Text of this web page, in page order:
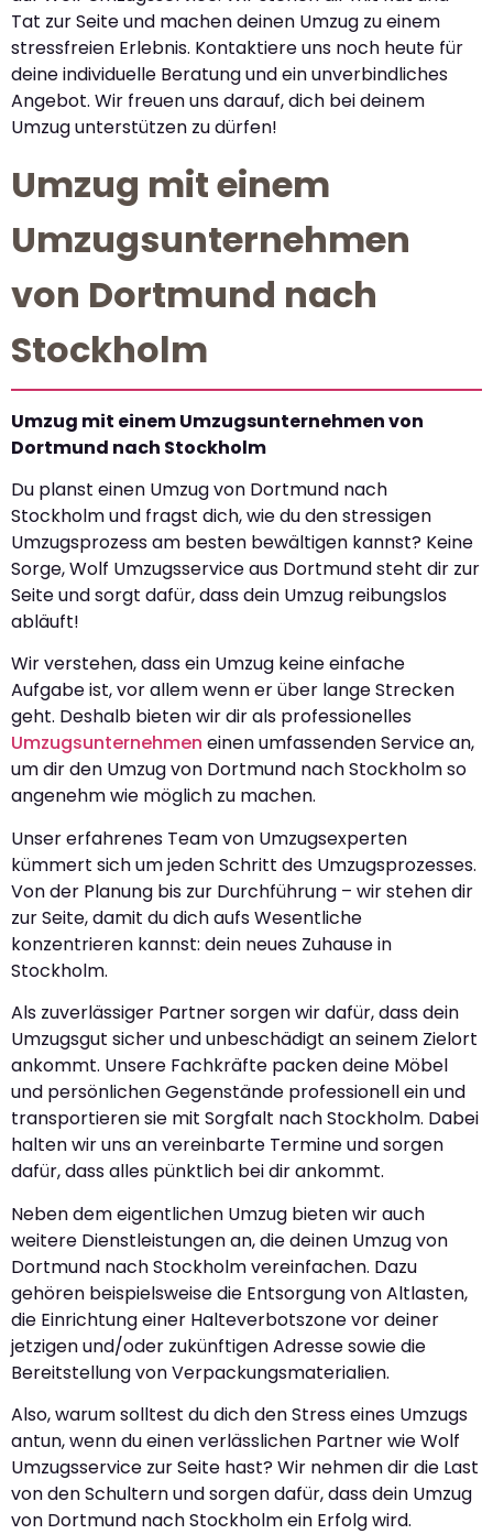
Tat zur Seite und machen deinen Umzug zu einem
stressfreien Erlebnis. Kontaktiere uns noch heute für
deine individuelle Beratung und ein unverbindliches
Angebot. Wir freuen uns darauf, dich bei deinem
Umzug unterstützen zu dürfen!
Umzug mit einem
Umzugsunternehmen
von Dortmund nach
Stockholm
Umzug mit einem Umzugsunternehmen von
Dortmund nach Stockholm
Du planst einen Umzug von Dortmund nach
Stockholm und fragst dich, wie du den stressigen
Umzugsprozess am besten bewältigen kannst? Keine
Sorge, Wolf Umzugsservice aus Dortmund steht dir zur
Seite und sorgt dafür, dass dein Umzug reibungslos
abläuft!
Wir verstehen, dass ein Umzug keine einfache
Aufgabe ist, vor allem wenn er über lange Strecken
geht. Deshalb bieten wir dir als professionelles
Umzugsunternehmen einen umfassenden Service an,
um dir den Umzug von Dortmund nach Stockholm so
angenehm wie möglich zu machen.
Unser erfahrenes Team von Umzugsexperten
kümmert sich um jeden Schritt des Umzugsprozesses.
Von der Planung bis zur Durchführung – wir stehen dir
zur Seite, damit du dich aufs Wesentliche
konzentrieren kannst: dein neues Zuhause in
Stockholm.
Als zuverlässiger Partner sorgen wir dafür, dass dein
Umzugsgut sicher und unbeschädigt an seinem Zielort
ankommt. Unsere Fachkräfte packen deine Möbel
und persönlichen Gegenstände professionell ein und
transportieren sie mit Sorgfalt nach Stockholm. Dabei
halten wir uns an vereinbarte Termine und sorgen
dafür, dass alles pünktlich bei dir ankommt.
Neben dem eigentlichen Umzug bieten wir auch
weitere Dienstleistungen an, die deinen Umzug von
Dortmund nach Stockholm vereinfachen. Dazu
gehören beispielsweise die Entsorgung von Altlasten,
die Einrichtung einer Halteverbotszone vor deiner
jetzigen und/oder zukünftigen Adresse sowie die
Bereitstellung von Verpackungsmaterialien.
Also, warum solltest du dich den Stress eines Umzugs
antun, wenn du einen verlässlichen Partner wie Wolf
Umzugsservice zur Seite hast? Wir nehmen dir die Last
von den Schultern und sorgen dafür, dass dein Umzug
von Dortmund nach Stockholm ein Erfolg wird.